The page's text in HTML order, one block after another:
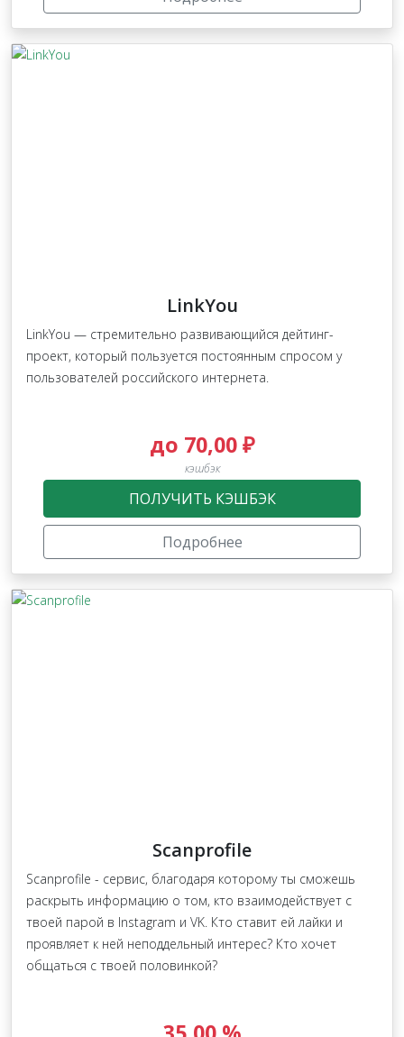
LinkYou
LinkYou — стремительно развивающийся дейтинг-
проект, который пользуется постоянным спросом у
пользователей российского интернета.
до 70,00 ₽
кэшбэк
ПОЛУЧИТЬ КЭШБЭК
Подробнее
Scanprofile
Scanprofile - сервис, благодаря которому ты сможешь
раскрыть информацию о том, кто взаимодействует с
твоей парой в Instagram и VK. Кто ставит ей лайки и
проявляет к ней неподдельный интерес? Кто хочет
общаться с твоей половинкой?